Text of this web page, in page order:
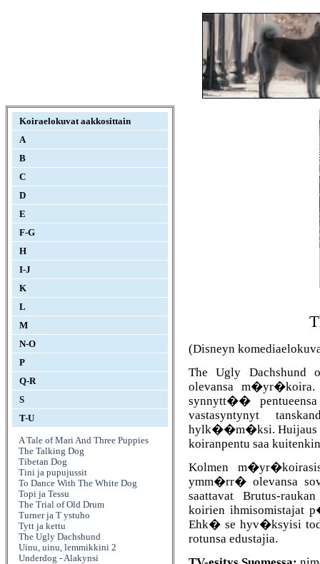
Koiraelokuvat aakkosittain
A
B
C
D
E
F-G
H
I-J
K
L
M
N-O
P
Q-R
S
T-U
A Tale of Mari And Three Puppies
The Talking Dog
Tibetan Dog
Tini ja pupujussit
To Dance With The White Dog
Topi ja Tessu
The Trial of Old Drum
Turner ja T ystuho
Tytt ja kettu
The Ugly Dachshund
Uinu, uinu, lemmikkini 2
Underdog - Alakynsi
(Disneyn
The Ugly Dachshund
olevansa
synnytt��
vastasyntynyt
hylk��m�ksi. Huijaus
koiranpentu saa
Kolmen
ymm�rr� olevansa
saattavat Brutus-
koirien
Ehk� se hyv�ksyisi
rotunsa edustajia.